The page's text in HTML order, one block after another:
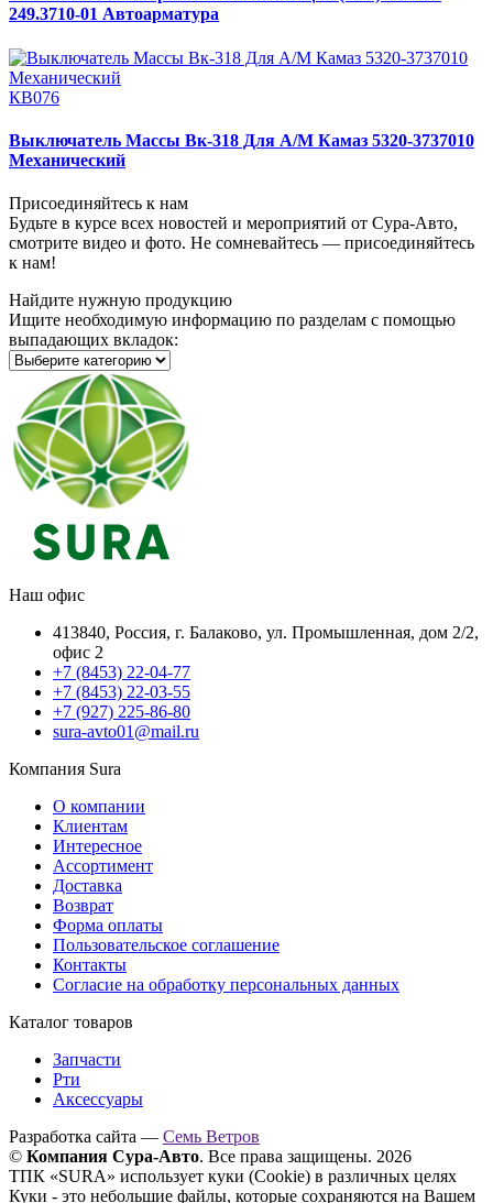
249.3710-01 Автоарматура
КВ076
Выключатель Массы Вк-318 Для А/М Камаз 5320-3737010
Механический
Присоединяйтесь к нам
Будьте в курсе всех новостей и мероприятий от Сура-Авто,
смотрите видео и фото. Не сомневайтесь — присоединяйтесь
к нам!
Найдите нужную продукцию
Ищите необходимую информацию по разделам с помощью
выпадающих вкладок:
Наш офис
413840, Россия, г. Балаково, ул. Промышленная, дом 2/2,
офис 2
+7 (8453) 22-04-77
+7 (8453) 22-03-55
+7 (927) 225-86-80
sura-avto01@mail.ru
Компания Sura
О компании
Клиентам
Интересное
Ассортимент
Доставка
Возврат
Форма оплаты
Пользовательское соглашение
Контакты
Согласие на обработку персональных данных
Каталог товаров
Запчасти
Рти
Аксессуары
Разработка сайта — Семь Ветров
© Компания Сура-Авто. Все права защищены. 2026
ТПК «SURA» использует куки (Cookie) в различных целях
Куки - это небольшие файлы, которые сохраняются на Вашем